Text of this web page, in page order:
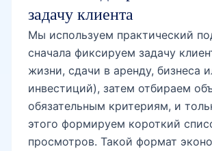
задачу клиента
Мы используем практический
сначала фиксируем задачу
жизни, сдачи в аренду, бизнеса
инвестиций), затем отбираем
обязательным критериям, и
этого формируем короткий
просмотров. Такой формат